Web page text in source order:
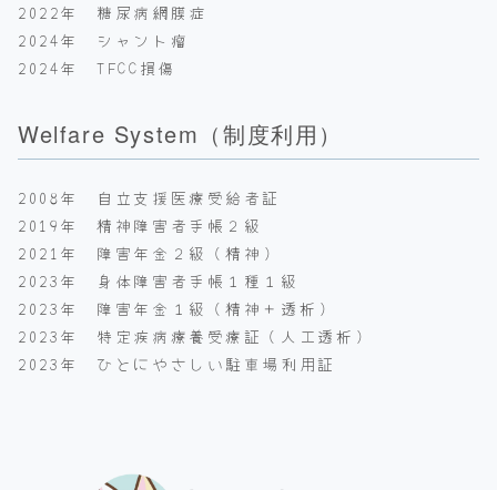
2022年 糖尿病網膜症
2024年 シャント瘤
2024年 TFCC損傷
Welfare System（制度利用）
2008年 自立支援医療受給者証
2019年 精神障害者手帳２級
2021年 障害年金２級（精神）
2023年 身体障害者手帳１種１級
2023年 障害年金１級（精神＋透析）
2023年 特定疾病療養受療証（人工透析）
2023年 ひとにやさしい駐車場利用証